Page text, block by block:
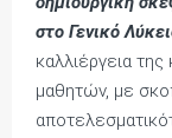
στο Γενικό
καλλιέργεια
μαθητών, με